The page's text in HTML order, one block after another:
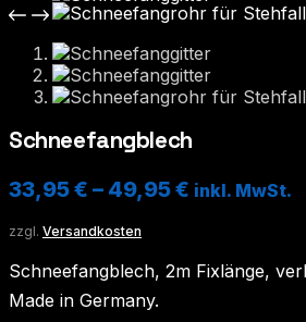
Schneefangblech
33,95€ – 49,95€ inkl. MwSt.
zzgl. Versandkosten
Schneefangblech, 2m Fixlänge,
Made in Germany.